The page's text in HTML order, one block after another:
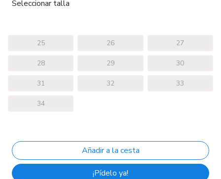
Seleccionar talla
25 26 27
28 29 30
31 32 33
34
¡Pídelo ya!